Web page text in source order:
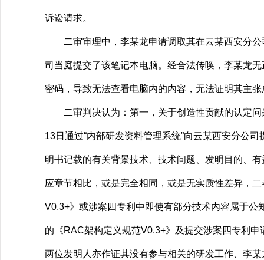
诉讼请求。
二审审理中，李某龙申请调取其在云某西安分公
司当庭提交了该笔记本电脑。经合法传唤，李某龙
密码，导致无法查看电脑内的内容，无法证明其主张
二审判决认为：第一，关于创造性贡献的认定问
13日通过“内部研发资料管理系统”向云某西安分公
明书记载的有关背景技术、技术问题、发明目的、
应章节相比，或是完全相同，或是无实质性差异，
V0.3+》或涉案四专利中即使有部分技术内容属于
的《RAC架构定义规范V0.3+》及提交涉案四专利
两位发明人亦作证其没有参与相关的研发工作、李